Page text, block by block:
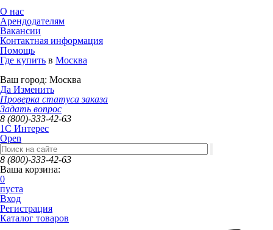
О нас
Арендодателям
Вакансии
Контактная информация
Помощь
Где купить в Москва
Ваш город: Москва
Да Изменить
Проверка статуса заказа
Задать вопрос
8 (800)-333-42-63
1C Интерес
Open
8 (800)-333-42-63
Ваша корзина:
0
пуста
Вход
Регистрация
Каталог товаров